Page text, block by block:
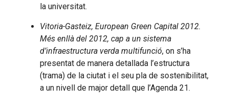
la universitat.
Vitoria-Gasteiz, European Green Capital 2012.
Més enllà del 2012, cap a un sistema
d’infraestructura verda multifunció, on s’ha
presentat de manera detallada l’estructura
(trama) de la ciutat i el seu pla de sostenibilitat,
a un nivell de major detall que l’Agenda 21.